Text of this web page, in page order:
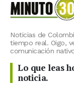
Noticias de
tiempo real. Oigo,
comunicación
Lo que leas
noticia.